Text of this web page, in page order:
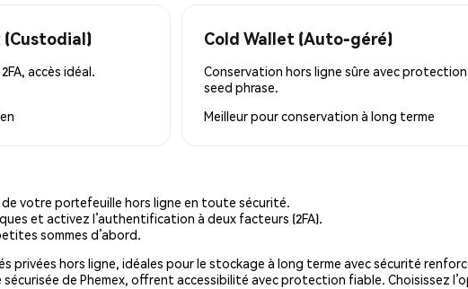
(Custodial)
accès idéal.
Cold Wallet (Auto-géré)
Conservation hors ligne sûre avec
seed phrase.
Meilleur pourconservation à long terme
de votre portefeuille hors ligne en toute sécurité.
et activez l’authentification à deux facteurs (2FA).
sommes d’abord.
privées hors ligne, idéales pour le stockage à long terme avec sécurité
de Phemex, offrent accessibilité avec protection fiable. Choisissez